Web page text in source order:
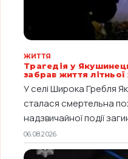
ЖИТТЯ
Трагедія у
забрав життя літньої
У селі Широка Гребля
сталася смертельна
надзвичайної події
06.08.2026